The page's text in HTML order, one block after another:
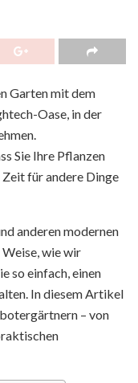
Garten mit dem
Oase, in der
Sie Ihre Pflanzen
für andere Dinge
anderen modernen
wie wir
so einfach, einen
In diesem Artikel
– von